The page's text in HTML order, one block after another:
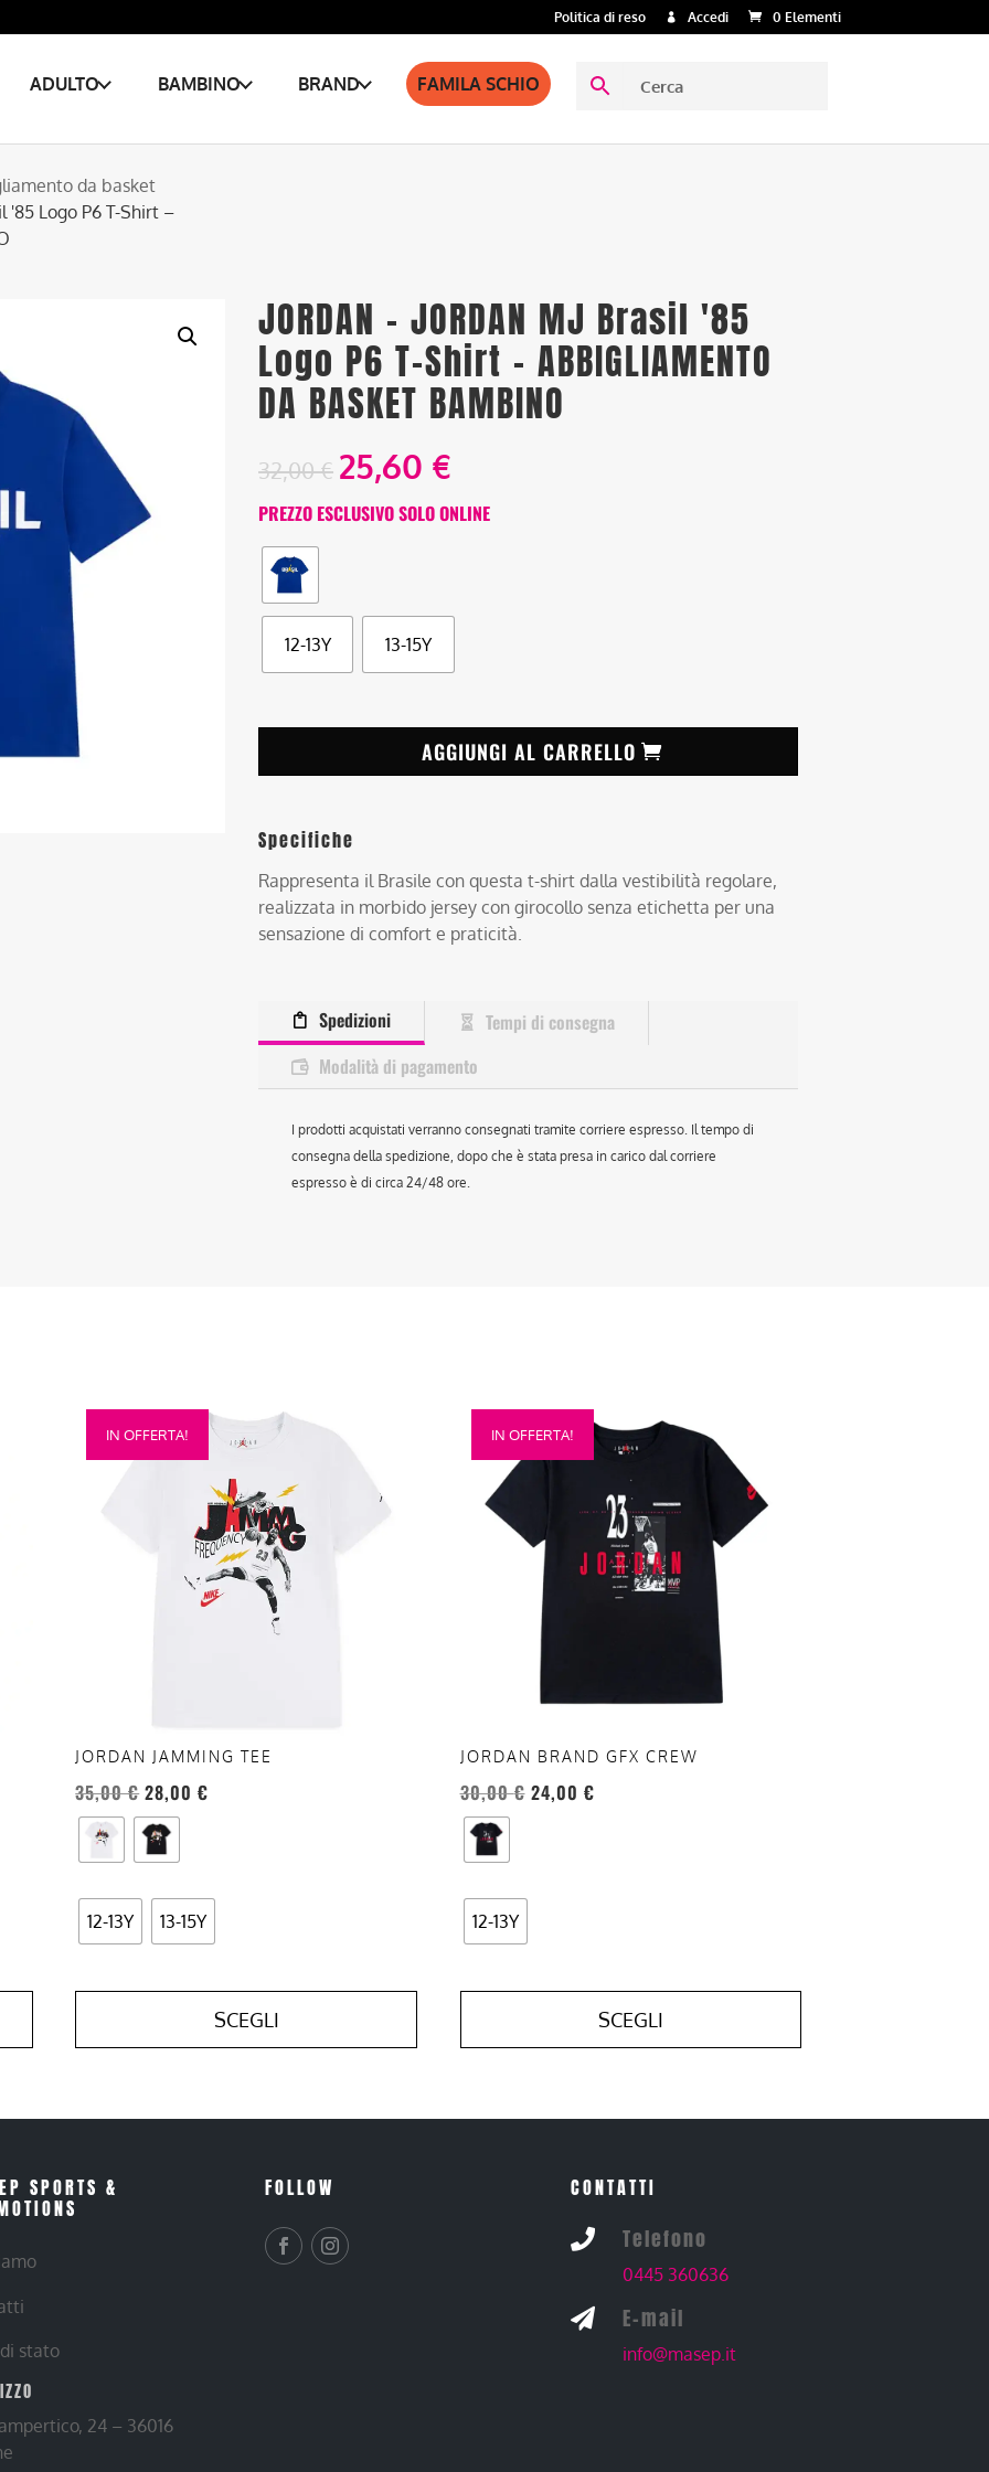
Politica di reso Accedi 0 Elementi
ADULTO BAMBINO BRAND FAMILA SCHIO
da basket
'85 Logo P6 T-Shirt –
JORDAN – JORDAN MJ Brasil '85
Logo P6 T-Shirt – ABBIGLIAMENTO
DA BASKET BAMBINO
32,00€ 25,60 €
PREZZO ESCLUSIVO SOLO ONLINE
12-13Y 13-15Y
AGGIUNGI AL CARRELLO
Specifiche
Rappresenta il Brasile con questa t-shirt dalla vestibilità regolare,
realizzata in morbido jersey con girocollo senza etichetta per una
sensazione di comfort e praticità.
Spedizioni
Tempi di consegna
Modalità di pagamento
I prodotti acquistati verranno consegnati tramite corriere espresso. Il tempo di
consegna della spedizione, dopo che è stata presa in carico dal corriere
espresso è di circa 24/48 ore.
IN OFFERTA!
JORDAN JAMMING TEE
35,00€ 28,00€
12-13Y 13-15Y
SCEGLI
Questo
prodotto
del
prodotto
IN OFFERTA!
JORDAN BRAND GFX CREW
30,00€ 24,00 €
12-13Y
SCEGLI
Questo
prodotto
varianti.
del
prodotto
SPORTS &
stato
24 – 36016
FOLLOW CONTATTI
 Telefono
0445 360636
 E-mail
info@masep.it